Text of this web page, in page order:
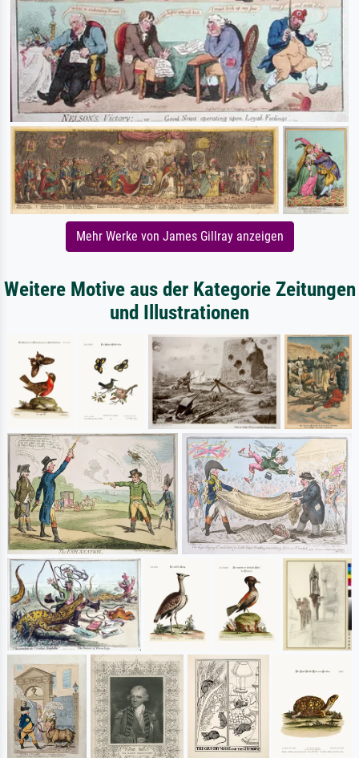
Mehr Werke von James Gillray anzeigen
Weitere Motive aus der Kategorie Zeitungen
und Illustrationen